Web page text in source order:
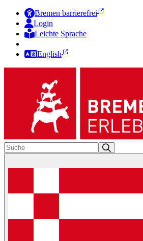
Bremen barrierefrei
Login
Leichte Sprache
English